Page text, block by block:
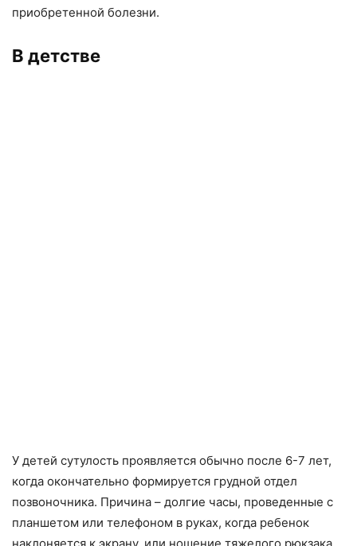
приобретенной болезни.
В детстве
У детей сутулость проявляется обычно после 6-7 лет,
когда окончательно формируется грудной отдел
позвоночника. Причина – долгие часы, проведенные с
планшетом или телефоном в руках, когда ребенок